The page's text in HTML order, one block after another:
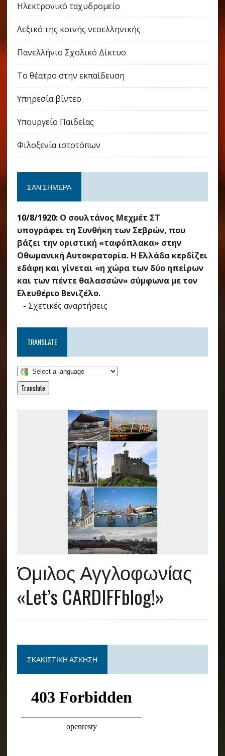
Ηλεκτρονικό ταχυδρομείο
Λεξικό της κοινής νεοελληνικής
Πανελλήνιο Σχολικό Δίκτυο
Το θέατρο στην εκπαίδευση
Υπηρεσία βίντεο
Υπουργείο Παιδείας
Φιλοξενία ιστοτόπων
ΣΑΝ ΣΉΜΕΡΑ
10/8/1920: Ο σουλτάνος Μεχμέτ ΣΤ
υπογράφει τη Συνθήκη των Σεβρών, που
βάζει την οριστική «ταφόπλακα» στην
Οθωμανική Αυτοκρατορία. Η Ελλάδα κερδίζει
εδάφη και γίνεται «η χώρα των δύο ηπείρων
και των πέντε θαλασσών» σύμφωνα με τον
Ελευθέριο Βενιζέλο.
- Σχετικές αναρτήσεις
TRANSLATE
Translate
Όμιλος Αγγλοφωνίας
«Let’s CARDIFFblog!»
ΣΚΑΚΙΣΤΙΚΉ ΆΣΚΗΣΗ